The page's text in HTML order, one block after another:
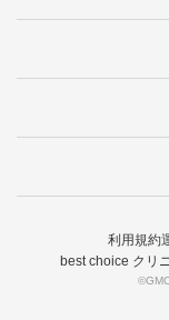
利用規約
best choice クリ